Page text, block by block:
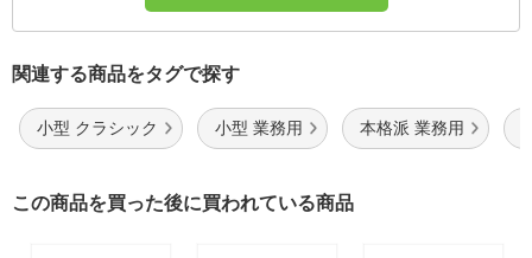
関連する商品をタグで探す
小型 クラシック 小型 業務用 本格派 業務用
この商品を買った後に買われている商品